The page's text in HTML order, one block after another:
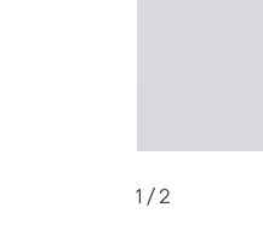
1 / 2